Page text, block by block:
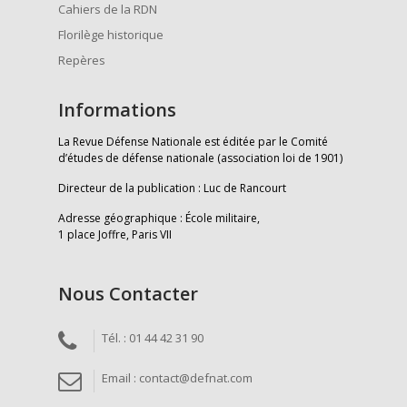
Cahiers de la RDN
Florilège historique
Repères
Informations
La Revue Défense Nationale est éditée par le Comité
d’études de défense nationale (association loi de 1901)
Directeur de la publication : Luc de Rancourt
Adresse géographique : École militaire,
1 place Joffre, Paris VII
Nous Contacter
Tél. : 01 44 42 31 90
Email : contact@defnat.com